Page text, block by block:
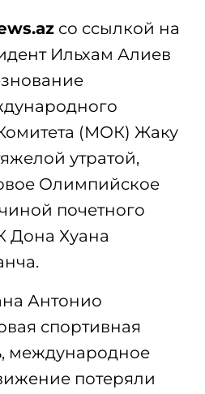
со ссылкой на
Ильхам Алиев
(МОК) Жаку
утратой,
Олимпийское
почетного
Дона Хуана
Антонио
спортивная
международное
потеряли